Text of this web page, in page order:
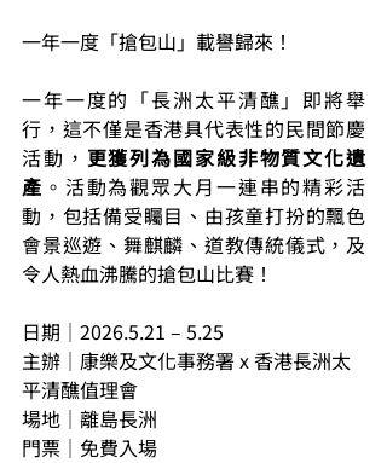
一年一度「搶包山」載譽歸來！
一年一度的「長洲太平清醮」即將舉
行，這不僅是香港具代表性的民間節慶
活動， 更獲列為國家級非物質文化遺
產 。活動為觀眾大月一連串的精彩活
動，包括備受矚目、由孩童打扮的飄色
會景巡遊、舞麒麟、道教傳統儀式，及
令人熱血沸騰的搶包山比賽！
日期｜2026.5.21 – 5.25
主辦｜康樂及文化事務署 x 香港長洲太
平清醮值理會
場地｜離島長洲
門票｜免費入場